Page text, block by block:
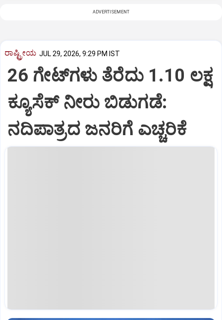
ADVERTISEMENT
ರಾಷ್ಟ್ರೀಯ JUL 29, 2026, 9:29 PM IST
26 ಗೇಟ್‌ಗಳು ತೆರೆದು 1.10 ಲಕ್ಷ
ಕ್ಯೂಸೆಕ್ ನೀರು ಬಿಡುಗಡೆ:
ನದಿಪಾತ್ರದ ಜನರಿಗೆ ಎಚ್ಚರಿಕೆ